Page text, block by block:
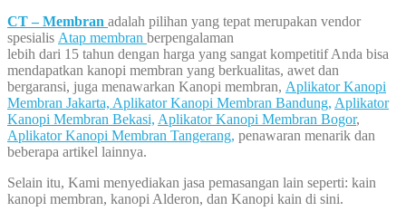
CT – Membran adalah pilihan yang tepat merupakan vendor
spesialis Atap membran berpengalaman
lebih dari 15 tahun dengan harga yang sangat kompetitif Anda bisa
mendapatkan kanopi membran yang berkualitas, awet dan
bergaransi, juga menawarkan Kanopi membran, Aplikator Kanopi
Membran Jakarta, Aplikator Kanopi Membran Bandung, Aplikator
Kanopi Membran Bekasi, Aplikator Kanopi Membran Bogor,
Aplikator Kanopi Membran Tangerang, penawaran menarik dan
beberapa artikel lainnya.
Selain itu, Kami menyediakan jasa pemasangan lain seperti: kain
kanopi membran, kanopi Alderon, dan Kanopi kain di sini.